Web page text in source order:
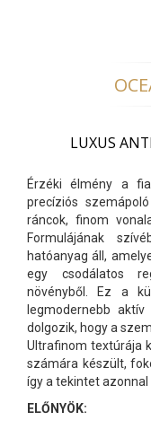
LUXUS
Érzéki élmény a
precíziós
ráncok, finom
Formulájának
hatóanyag áll,
egy csodálatos
növényből. Ez a
legmodernebb
dolgozik, hogy a
Ultrafinom textúrája
számára készült,
így a tekintet azonnal
ELŐNYÖK: